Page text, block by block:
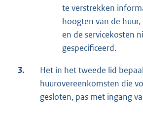
te verstrekken
hoogten van de
en de servicekosten
gespecificeerd.
3.
Het in het tweede lid
huurovereenkomsten die
gesloten, pas met ingang